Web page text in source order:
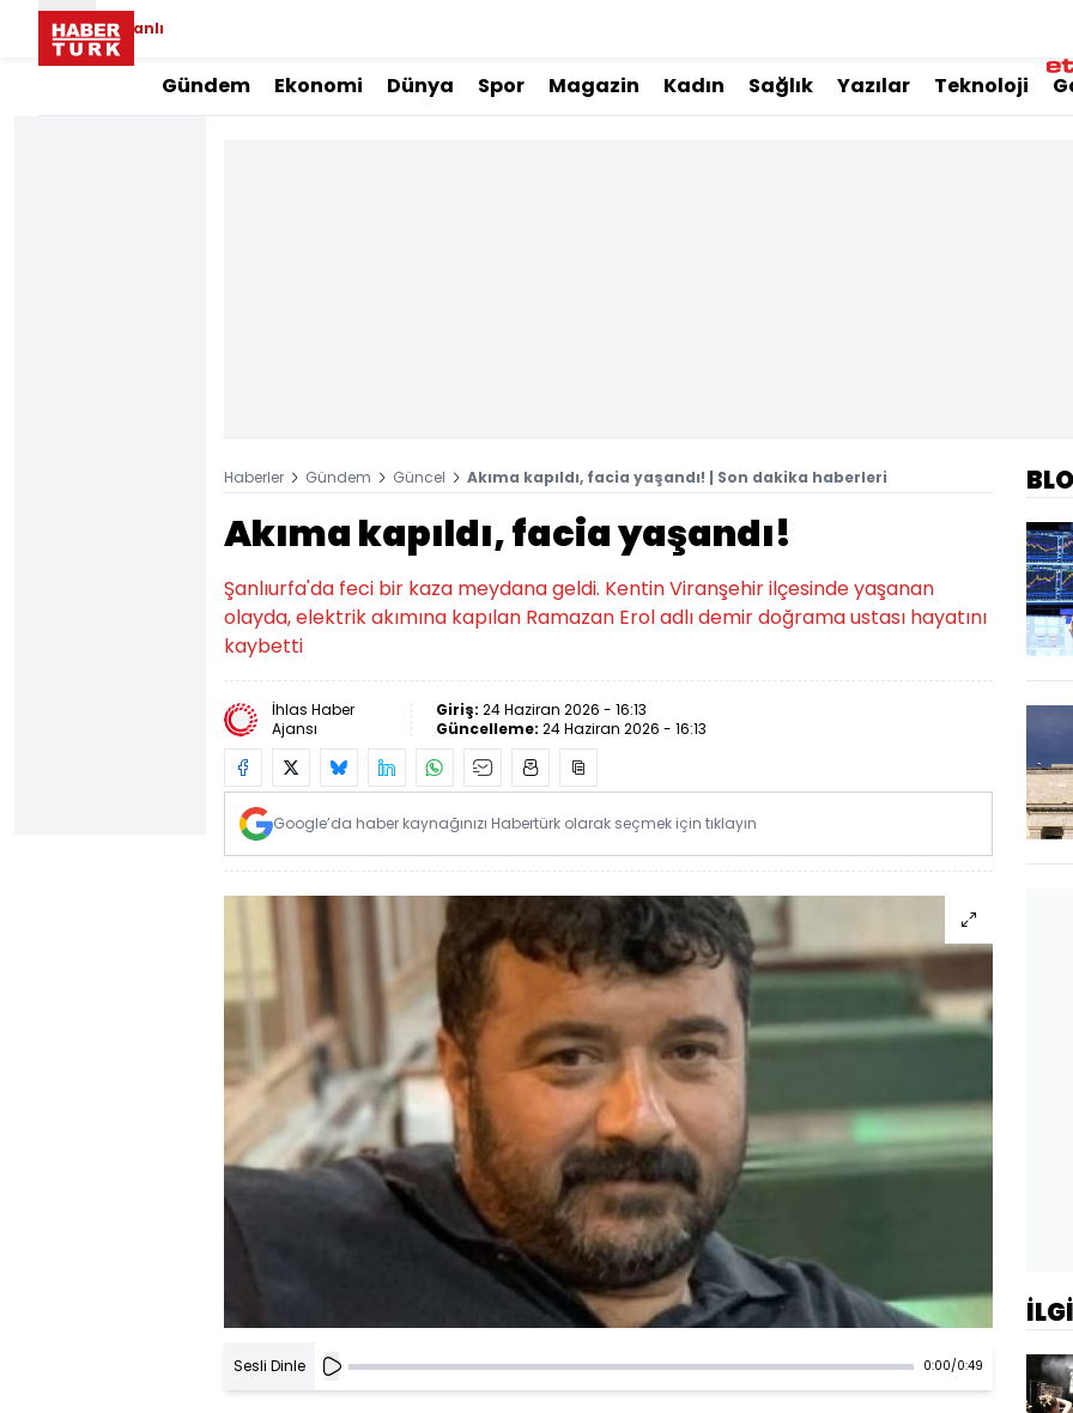
Canlı
Gündem Ekonomi Dünya Spor Magazin Kadın Sağlık Yazılar Teknoloji
Haberler Gündem Güncel Akıma kapıldı, facia yaşandı! | Son dakika haberleri
Akıma kapıldı, facia yaşandı!
Şanlıurfa'da feci bir kaza meydana geldi. Kentin Viranşehir ilçesinde yaşanan
olayda, elektrik akımına kapılan Ramazan Erol adlı demir doğrama ustası hayatını
kaybetti
İhlas Haber
Ajansı
Giriş: 24 Haziran 2026 - 16:13
Güncelleme: 24 Haziran 2026 - 16:13
Google’da haber kaynağınızı Habertürk olarak seçmek için tıklayın
Sesli Dinle 0:00/0:49